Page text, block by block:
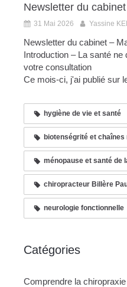
Newsletter du
31 Mai 2026 Yassine
Newsletter du cabinet –
Introduction – La santé
votre consultation
Ce mois-ci, j'ai publié sur
hygiène de vie et santé
biotenségrité et chaînes
ménopause et santé de
chiropracteur Billère
neurologie fonctionnelle
Catégories
Comprendre la chiropraxie